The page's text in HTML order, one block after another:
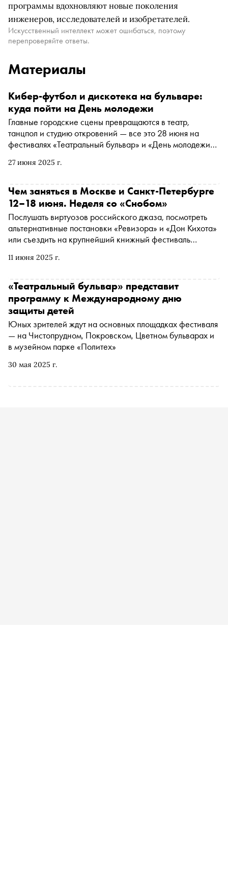
программы вдохновляют новые поколения
инженеров, исследователей и изобретателей.
Искусственный интеллект может ошибаться, поэтому
перепроверяйте ответы.
Материалы
27 июня 2025 г.
Кибер-футбол и дискотека на бульваре:
куда пойти на День молодежи
Главные городские сцены превращаются в театр,
танцпол и студию откровений — все это 28 июня на
фестивалях «Театральный бульвар» и «День молодежи»
от поэтических концертов Гоши Куценко до
выходные обещают быть насыщенными и смелыми
11 июня 2025 г.
Чем заняться в Москве и Санкт-Петербурге
12–18 июня. Неделя со «Снобом»
Послушать виртуозов российского джаза, посмотреть
альтернативные постановки «Ревизора» и «Дон Кихота»
или съездить на крупнейший книжный фестиваль
на ближайшей неделе
30 мая 2025 г.
«Театральный бульвар» представит
программу к Международному дню
защиты детей
Юных зрителей ждут на основных площадках фестиваля
— на Чистопрудном, Покровском, Цветном бульварах и
в музейном парке «Политех»